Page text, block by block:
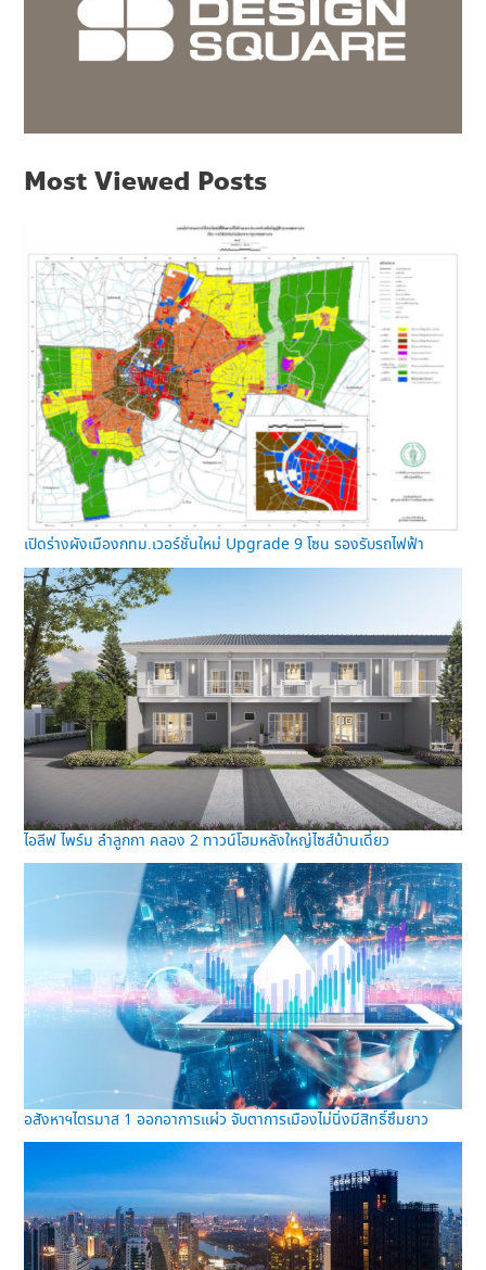
Most Viewed Posts
เปิดร่างผังเมืองกทม.เวอร์ชั่นใหม่ Upgrade 9 โซน รองรับรถไฟฟ้า
ไอลีฟ ไพร์ม ลำลูกกา คลอง 2 ทาวน์โฮมหลังใหญ่ไซส์บ้านเดี่ยว
อสังหาฯไตรมาส 1 ออกอาการแผ่ว จับตาการเมืองไม่นิ่งมีสิทธิ์ซึมยาว